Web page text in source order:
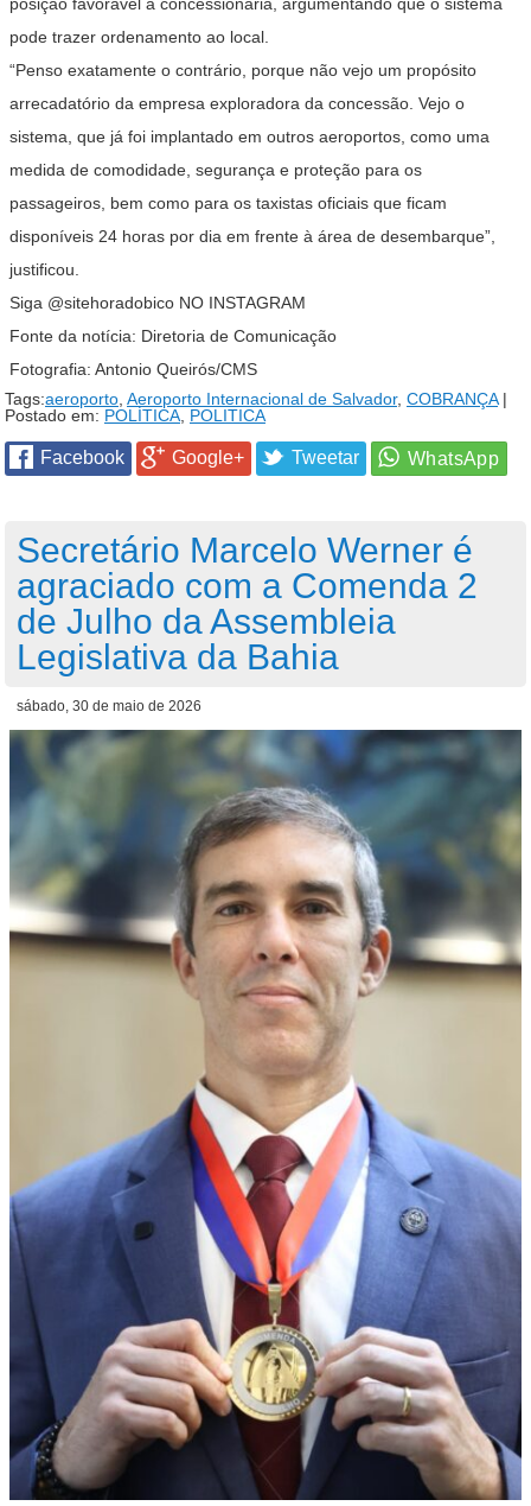
pode trazer ordenamento ao local.
“Penso exatamente o contrário, porque não vejo um propósito
arrecadatório da empresa exploradora da concessão. Vejo o
sistema, que já foi implantado em outros aeroportos, como uma
medida de comodidade, segurança e proteção para os
passageiros, bem como para os taxistas oficiais que ficam
disponíveis 24 horas por dia em frente à área de desembarque”,
justificou.
Siga @sitehoradobico NO INSTAGRAM
Fonte da notícia: Diretoria de Comunicação
Fotografia: Antonio Queirós/CMS
Tags:aeroporto Aeroporto Internacional de Salvador, COBRANÇA|
Postado em: POLÍTICA POLITICA
Facebook Google+ Tweetar
Secretário Marcelo Werner é
agraciado com a Comenda 2
de Julho da Assembleia
Legislativa da Bahia
sábado, 30 de maio de 2026